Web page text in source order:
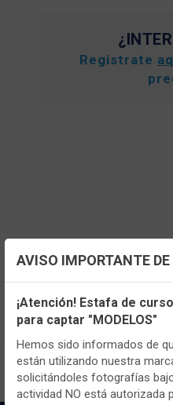
Registrate
TENEMOS
Registrate aquí
contenido
Configuración de
Utilizamos cookies propias y
persistentes, para hacer
página web y personalizar su
Igualmente, utilizamos
la navegación que realizas y
AVISO IMPORTANTE DE
¡Atención! Estafa de
para captar "MODELOS"
Hemos sido informados de
están utilizando nuestra
solicitándoles fotografías
actividad NO está autorizada